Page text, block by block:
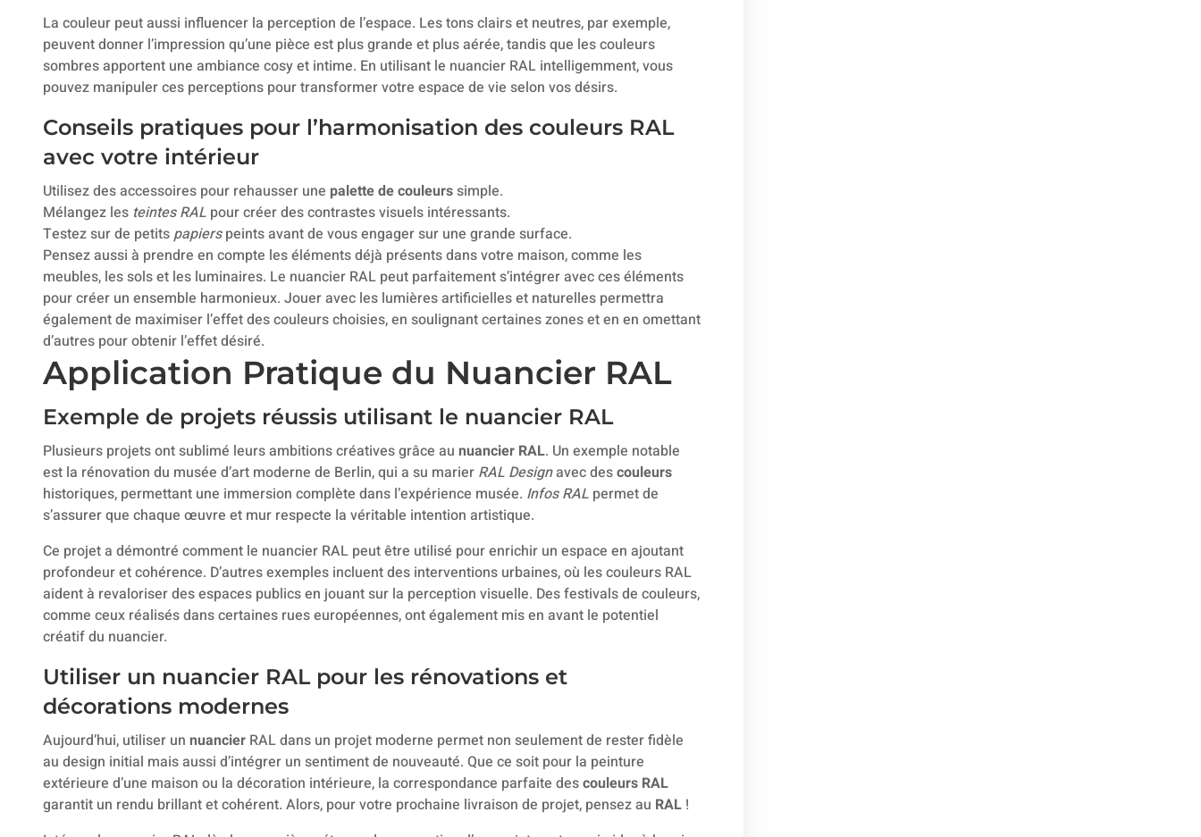
La couleur peut aussi influencer la perception de l’espace. Les tons clairs et neutres, par exemple,
peuvent donner l’impression qu’une pièce est plus grande et plus aérée, tandis que les couleurs
sombres apportent une ambiance cosy et intime. En utilisant le nuancier RAL intelligemment, vous
pouvez manipuler ces perceptions pour transformer votre espace de vie selon vos désirs.
Conseils pratiques pour l’harmonisation des couleurs RAL
avec votre intérieur
Utilisez des accessoires pour rehausser une palette de couleurssimple.
Mélangez les teintes RAL pour créer des contrastes visuels intéressants.
Testez sur de petitspapierspeints avant de vous engager sur une grande surface.
Pensez aussi à prendre en compte les éléments déjà présents dans votre maison, comme les
meubles, les sols et les luminaires. Le nuancier RAL peut parfaitement s’intégrer avec ces éléments
pour créer un ensemble harmonieux. Jouer avec les lumières artificielles et naturelles permettra
également de maximiser l’effet des couleurs choisies, en soulignant certaines zones et en en omettant
d’autres pour obtenir l’effet désiré.
Application Pratique du Nuancier RAL
Exemple de projets réussis utilisant le nuancier RAL
Plusieurs projets ont sublimé leurs ambitions créatives grâce au nuancier RAL. Un exemple notable
est la rénovation du musée d’art moderne de Berlin, qui a su marier RAL Designavec descouleurs
historiques, permettant une immersion complète dans l’expérience musée. Infos RAL permet de
s’assurer que chaque œuvre et mur respecte la véritable intention artistique.
Ce projet a démontré comment le nuancier RAL peut être utilisé pour enrichir un espace en ajoutant
profondeur et cohérence. D’autres exemples incluent des interventions urbaines, où les couleurs RAL
aident à revaloriser des espaces publics en jouant sur la perception visuelle. Des festivals de couleurs,
comme ceux réalisés dans certaines rues européennes, ont également mis en avant le potentiel
créatif du nuancier.
Utiliser un nuancier RAL pour les rénovations et
décorations modernes
Aujourd’hui, utiliser un nuancier RAL dans un projet moderne permet non seulement de rester fidèle
au design initial mais aussi d’intégrer un sentiment de nouveauté. Que ce soit pour la peinture
extérieure d’une maison ou la décoration intérieure, la correspondance parfaite descouleurs RAL
garantit un rendu brillant et cohérent. Alors, pour votre prochaine livraison de projet, pensez au RAL !